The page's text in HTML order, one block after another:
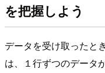
を把握しよう
データを受け取ったと
は、１行ずつのデータ